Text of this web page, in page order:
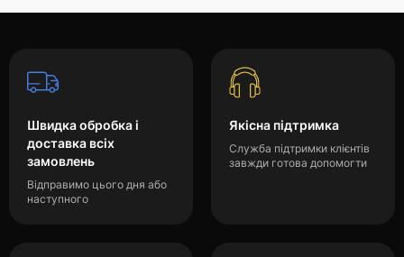
Швидка обробка і
доставка всіх
замовлень
Відправимо цього дня або
наступного
Якісна підтримка
Служба підтримки клієнтів
завжди готова допомогти